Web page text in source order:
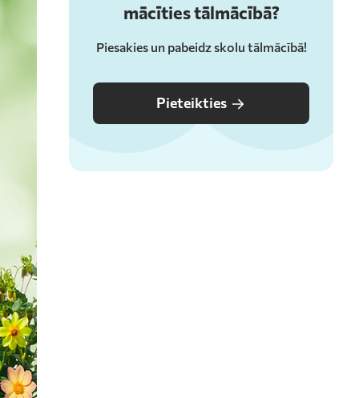
mācīties tālmācībā?
Piesakies un pabeidz skolu tālmācībā!
Pieteikties